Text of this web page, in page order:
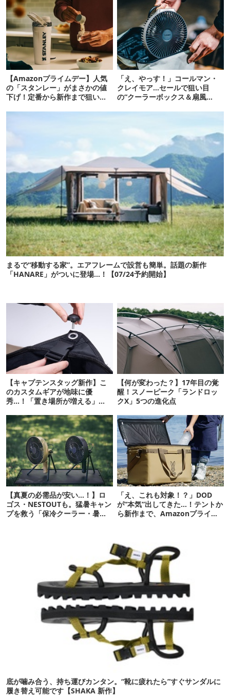
【Amazonプライムデー】人気
の「スタンレー」がまさかの値
下げ！定番から新作まで狙い目
「え、やっす！」コールマン・
クレイモア…セールで狙い目
の“クーラーボックス＆扇風
まるで“移動する家”。エアフレームで設営も簡単。話題の新作
「HANARE」がついに登場…！【07/24予約開始】
【キャプテンスタッグ新作】こ
のカスタムギアが地味に優
秀…！「置き場所が増える」
【何が変わった？】17年目の覚
醒！スノーピーク「ランドロッ
クX」5つの進化点
【真夏の必需品が安い…！】ロ
ゴス・NESTOUTも。猛暑キャン
プを救う「保冷クーラー・暑さ
「え、これも対象！？」DOD
が“本気”出してきた…！テントか
ら新作まで、Amazonプライム
底が噛み合う、持ち運びカンタン。“靴に疲れたら”すぐサンダルに
履き替え可能です【SHAKA 新作】